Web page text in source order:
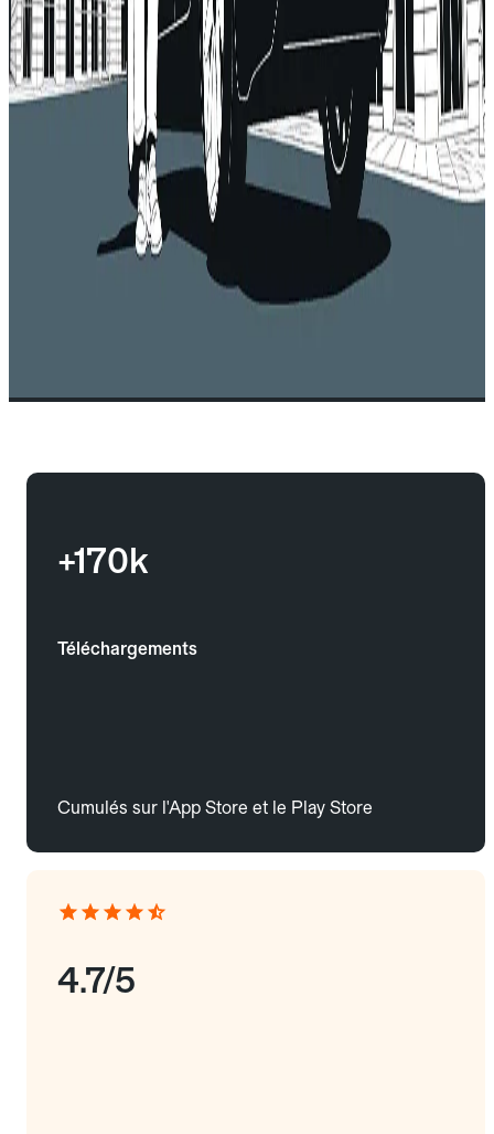
+170k
Téléchargements
Cumulés sur l'App Store et le Play Store
4.7/5